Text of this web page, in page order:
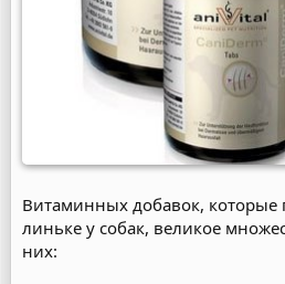
Витаминных добавок,
линьке у собак, великое
них: